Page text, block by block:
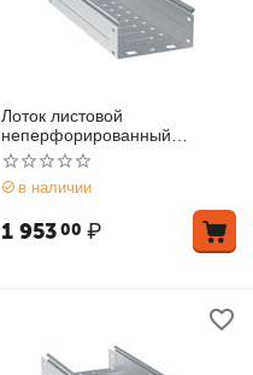
Лоток листовой
неперфорированный
100х100 L3000 1.5мм EKF
L10010000-1.5
в наличии
1 95300 ₽